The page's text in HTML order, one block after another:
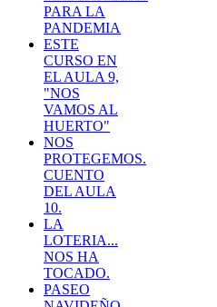
PARA LA
PANDEMIA
ESTE
CURSO EN
EL AULA 9,
"NOS
VAMOS AL
HUERTO"
NOS
PROTEGEMOS.
CUENTO
DEL AULA
10.
LA
LOTERIA...
NOS HA
TOCADO.
PASEO